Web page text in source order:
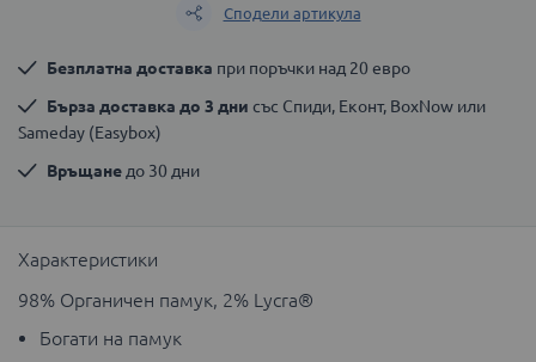
Сподели артикула
Безплатна доставка при поръчки над 20 евро
Бърза доставка до 3 дни със Спиди, Еконт, BoxNow или
Sameday (Easybox)
Връщане до 30 дни
Характеристики
98% Органичен памук, 2% Lycra®
Богати на памук